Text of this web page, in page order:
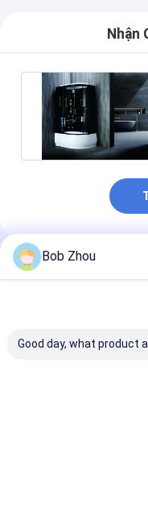
Nhận
Sản Phẩm Khuyến
Bob Zhou
Good day, what product